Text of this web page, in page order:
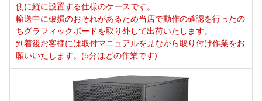
側に縦に設置する仕様のケースです。
輸送中に破損のおそれがあるため当店で動作の確認を行ったの
ちグラフィックボードを取り外して出荷いたします。
到着後お客様には取付マニュアルを見ながら取り付け作業をお
願いいたします。(5分ほどの作業です)